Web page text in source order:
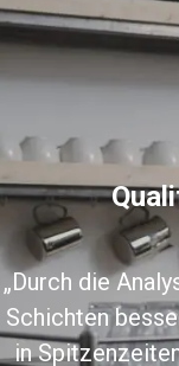
„Durch die
Schichten
in